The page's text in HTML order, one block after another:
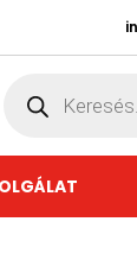
search